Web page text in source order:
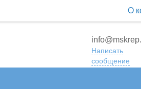
О
Написать
сообщение